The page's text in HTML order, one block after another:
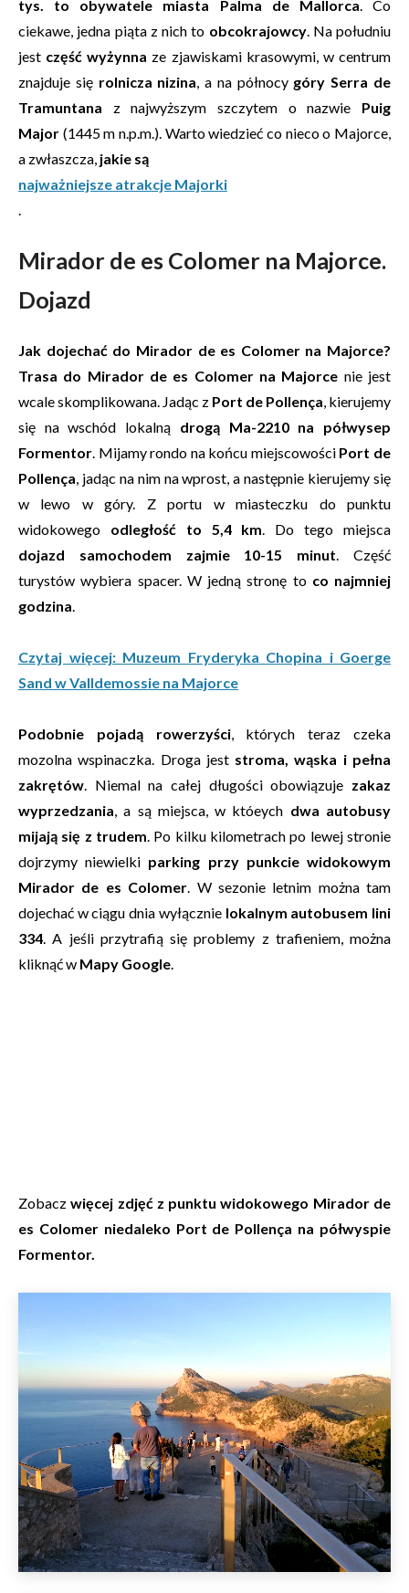
tys. to obywatele miasta Palma de Mallorca. Co
ciekawe, jedna piąta z nich to obcokrajowcy. Na południu
jest część wyżynna ze zjawiskami krasowymi, w centrum
znajduje się rolnicza nizina, a na północy góry Serra de
Tramuntana z najwyższym szczytem o nazwie Puig
Major (1445 m n.p.m.). Warto wiedzieć co nieco o Majorce,
a zwłaszcza, jakie są
najważniejsze atrakcje Majorki
.
Mirador de es Colomer na Majorce.
Dojazd
Jak dojechać do Mirador de es Colomer na Majorce?
Trasa do Mirador de es Colomer na Majorce nie jest
wcale skomplikowana. Jadąc z Port de Pollença, kierujemy
się na wschód lokalną drogąMa-2210 na półwysep
Formentor. Mijamy rondo na końcu miejscowości Port de
Pollença, jadąc na nim na wprost, a następnie kierujemy się
w lewo w góry. Z portu w miasteczku do punktu
widokowego odległość to 5,4 km. Do tego miejsca
dojazd samochodem
zajmie 10-15 minut. Część
turystów wybiera spacer. W jedną stronę to co najmniej
godzina.
Czytaj więcej: Muzeum Fryderyka Chopina i Goerge
Sand w Valldemossie na Majorce
Podobnie pojadą rowerzyści, których teraz czeka
mozolna wspinaczka. Droga jest stroma, wąska i pełna
zakrętów. Niemal na całej długości obowiązuje zakaz
wyprzedzania, a są miejsca, w któeych dwa autobusy
mijają się z trudem. Po kilku kilometrach po lewej stronie
dojrzymy niewielki parking przy punkcie widokowym
Mirador de es Colomer. W sezonie letnim można tam
dojechać w ciągu dnia wyłącznie lokalnym autobusem lini
334. A jeśli przytrafią się problemy z trafieniem, można
kliknąć w Mapy Google.
Zobaczwięcej zdjęć z punktu widokowego Mirador de
es Colomer niedaleko Port de Pollença na półwyspie
Formentor.